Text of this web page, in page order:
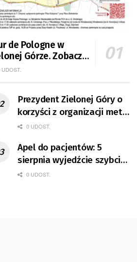
de Pologne w
Górze. Zobacz
w organizacji
UDOST.
Prezydent Zielonej Góry o
korzyści z organizacji mety
Tour de Pologne
0 UDOST.
Apel do pacjentów: 5
sierpnia wyjedźcie szybciej
z domów
0 UDOST.